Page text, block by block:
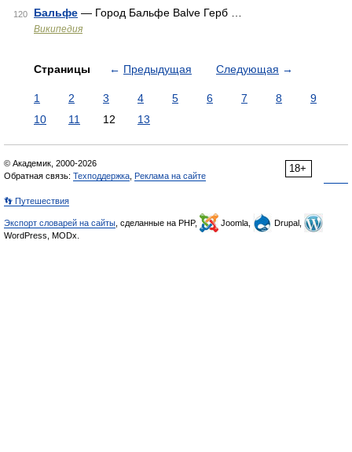
120 Бальфе — Город Бальфе Balve Герб …
Википедия
Страницы ← Предыдущая Следующая →
1 2 3 4 5 6 7 8
9
10
11 12 13
18+
© Академик, 2000-2026
Обратная связь: Техподдержка Реклама на сайте
👣 Путешествия
Экспорт словарей на сайты , сделанные на PHP, Joomla,
Drupal,
WordPress, MODx.